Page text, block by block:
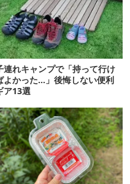
連れキャンプで「持って行け
よかった…」後悔しない便利
ア13選